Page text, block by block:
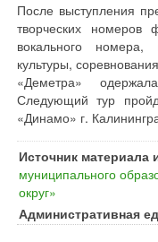
После выступления
творческих
вокального номера,
культуры,
«Деметра»
Следующий тур
«Динамо» г.
Источник материала
муниципального
округ»
Административная